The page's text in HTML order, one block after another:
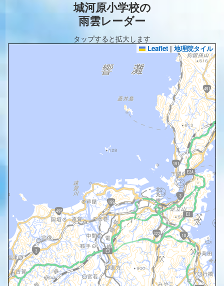
城河原小学校の
雨雲レーダー
タップすると拡大します
Leaflet | 地理院タイル